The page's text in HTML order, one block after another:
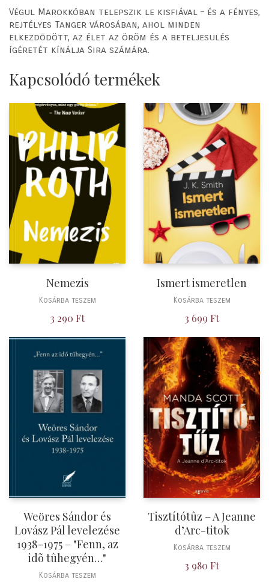
Végul Marokkóban telepszik le kisfiával – és a fényes,
rejtélyes Tanger városában, ahol minden
elkezdõdött, az élet az öröm és a beteljesulés
ígéretét kínálja Sira számára.
Kapcsolódó termékek
Nemezis
Kosárba teszem
3 290 Ft
Ismert ismeretlen
Kosárba teszem
3 699 Ft
Weöres Sándor és
Lovász Pál levelezése
1938-1975 – "Fenn, az
idõ tûhegyén…"
Kosárba teszem
Tisztítótûz – A Jeanne
d’Arc-titok
Kosárba teszem
3 980 Ft